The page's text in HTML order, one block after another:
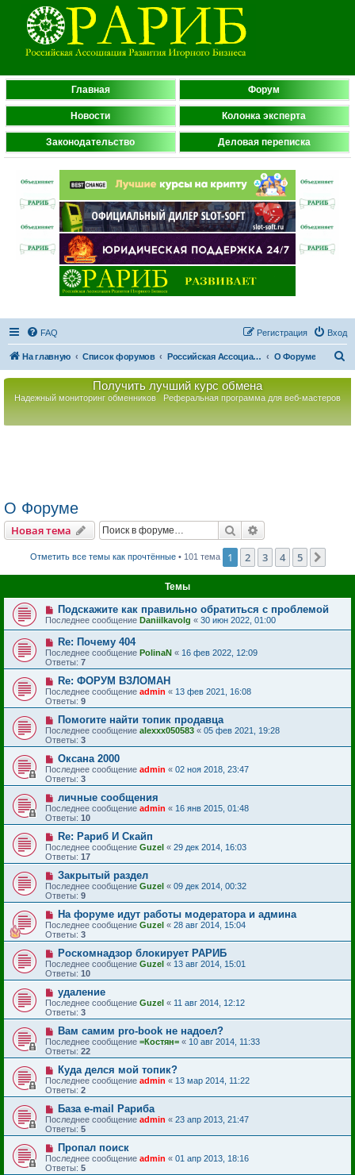
Главная Форум
Новости Колонка эксперта
Законодательство Деловая переписка
FAQ Вход
Регистрация
На главную Список форумов Российская Ассоциация Развития Игорного Бизнеса О Форуме
Получить лучший курс обмена
Надежный мониторинг обменников Реферальная программа для веб-мастеров
О Форуме
Новая тема Поиск
Отметить все темы как прочтённые• 101 тема 1 2 3 4 5
Темы
Подскажите как правильно обратиться с проблемой
Последнее сообщение Daniilkavolg « 30 июн 2022, 01:00
Re: Почему 404
Последнее сообщение PolinaN « 16 фев 2022, 12:09
Ответы: 7
Re: ФОРУМ ВЗЛОМАН
Последнее сообщение admin « 13 фев 2021, 16:08
Ответы: 9
Помогите найти топик продавца
Последнее сообщение alexxx050583 « 05 фев 2021, 19:28
Ответы: 3
Оксана 2000
Последнее сообщение admin « 02 ноя 2018, 23:47
Ответы: 3
личные сообщения
Последнее сообщение admin « 16 янв 2015, 01:48
Ответы: 10
Re: Рариб И Скайп
Последнее сообщение Guzel « 29 дек 2014, 16:03
Ответы: 17
Закрытый раздел
Последнее сообщение Guzel « 09 дек 2014, 00:32
Ответы: 9
На форуме идут работы модератора и админа
Последнее сообщение Guzel « 28 авг 2014, 15:04
Ответы: 3
Роскомнадзор блокирует РАРИБ
Последнее сообщение Guzel « 13 авг 2014, 15:01
Ответы: 10
удаление
Последнее сообщение Guzel « 11 авг 2014, 12:12
Ответы: 3
Вам самим pro-book не надоел?
Последнее сообщение =Костян= « 10 авг 2014, 11:33
Ответы: 22
Куда делся мой топик?
Последнее сообщение admin « 13 мар 2014, 11:22
Ответы: 2
База e-mail Рариба
Последнее сообщение admin « 23 апр 2013, 21:47
Ответы: 5
Пропал поиск
Последнее сообщение admin « 01 апр 2013, 18:16
Ответы: 5